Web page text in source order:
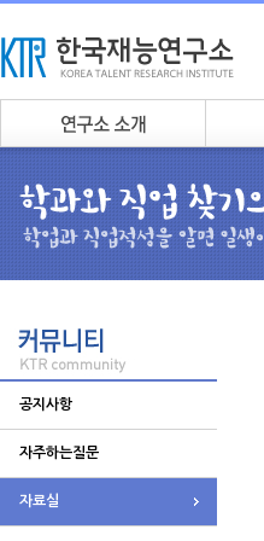
공지사항
자주하는질문
자료실